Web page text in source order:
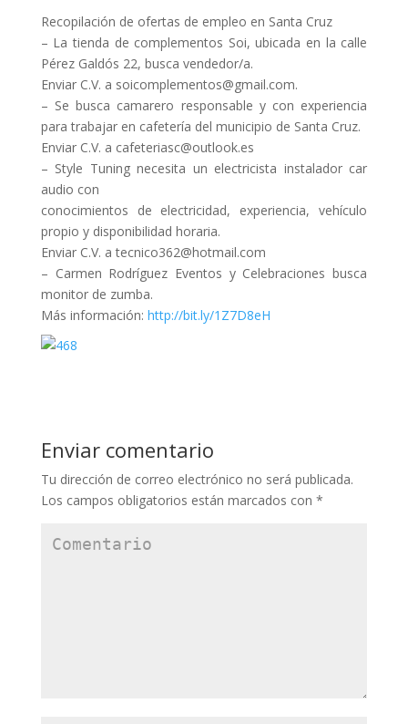
Recopilación de ofertas de empleo en Santa Cruz
– La tienda de complementos Soi, ubicada en la calle
Pérez Galdós 22, busca vendedor/a.
Enviar C.V. a soicomplementos@gmail.com.
– Se busca camarero responsable y con experiencia
para trabajar en cafetería del municipio de Santa Cruz.
Enviar C.V. a cafeteriasc@outlook.es
– Style Tuning necesita un electricista instalador car
audio con
conocimientos de electricidad, experiencia, vehículo
propio y disponibilidad horaria.
Enviar C.V. a tecnico362@hotmail.com
– Carmen Rodríguez Eventos y Celebraciones busca
monitor de zumba.
Más información: http://bit.ly/1Z7D8eH
Enviar comentario
Tu dirección de correo electrónico no será publicada.
Los campos obligatorios están marcados con *